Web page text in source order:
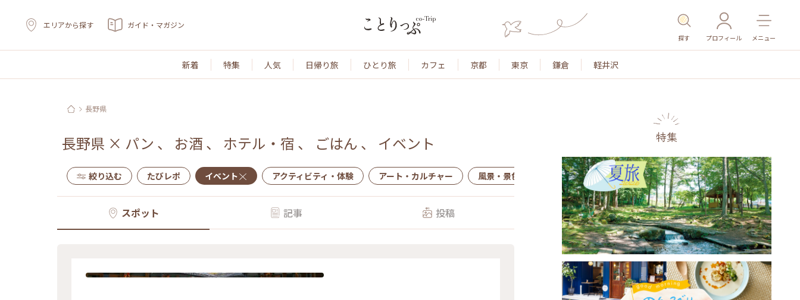
エリアから探す ガイド・マガジン
探す プロフィール メニュー
新着 特集 人気 日帰り旅 ひとり旅 カフェ 京都 東京 鎌倉 軽井沢
長野県
長野県 × パン 、 お酒 、 ホテル・宿 、 ごはん 、 イベント
絞り込む たびレポ イベント アクティビティ・体験 アート・カルチャー 風景・景色 名所・旧跡 温泉・スパ その他施設 ごはん
スポット 記事 投稿
特集